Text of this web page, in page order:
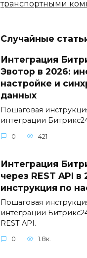
транспортными
Случайные
Интеграция
Эвотор в 2026:
настройке и
данных
Пошаговая
интеграции
0 421
Интеграция
через REST API в
инструкция по
Пошаговая
интеграции
REST API.
0 1.8к.